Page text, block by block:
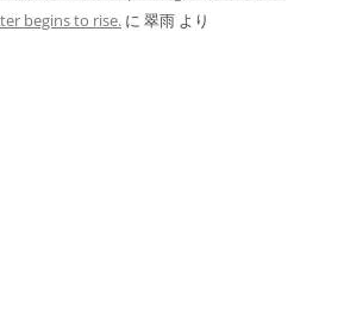
begins to rise. に 翠雨 より